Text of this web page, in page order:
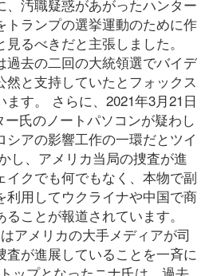
、汚職疑惑があがったハンター
トランプの選挙運動のために作
るべきだと主張しました。
過去の二回の大統領選でバイデ
然と支持していたとフォックス
す。 さらに、2021年3月21日
氏のノートパソコンが疑わし
シアの影響工作の一環だとツイ
し、アメリカ当局の捜査が進
イクでも何でもなく、本物で副
利用してウクライナや中国で商
ことが報道されています。
アメリカの大手メディアが司
査が進展していることを一斉に